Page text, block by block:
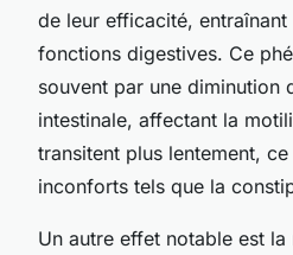
de leur efficacité,
fonctions digestives. Ce
souvent par une diminution
intestinale, affectant la
transitent plus lentement,
inconforts tels que la
Un autre effet notable est